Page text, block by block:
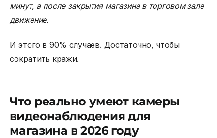
минут, а после закрытия магазина в торговом зале
движение.
И этого в 90% случаев. Достаточно, чтобы
сократить кражи.
Что реально умеют камеры
видеонаблюдения для
магазина в 2026 году